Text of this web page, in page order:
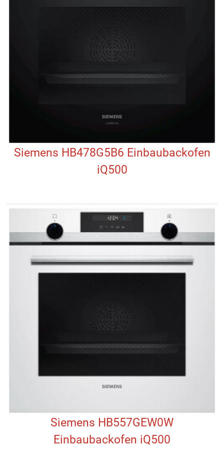
Siemens HB478G5B6 Einbaubackofen
iQ500
Siemens HB557GEW0W
Einbaubackofen iQ500